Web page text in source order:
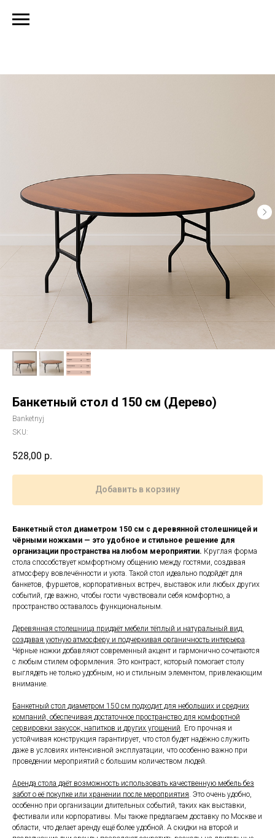
Банкетный стол d 150 см (Дерево)
Banketnyj
SKU:
528,00 р.
Добавить в корзину
Банкетный стол диаметром 150 см с деревянной столешницей и
чёрными ножками — это удобное и стильное решение для
организации пространства на любом мероприятии. Круглая форма
стола способствует комфортному общению между гостями, создавая
атмосферу вовлечённости и уюта. Такой стол идеально подойдёт для
банкетов, фуршетов, корпоративных встреч, выставок или любых других
событий, где важно, чтобы гости чувствовали себя комфортно, а
пространство оставалось функциональным.
Деревянная столешница придаёт мебели тёплый и натуральный вид,
создавая уютную атмосферу и подчеркивая органичность интерьера
Чёрные ножки добавляют современный акцент и гармонично сочетаются
с любым стилем оформления. Это контраст, который помогает столу
выглядеть не только удобным, но и стильным элементом, привлекающим
внимание.
Банкетный стол диаметром 150 см подходит для небольших и средних
компаний, обеспечивая достаточное пространство для комфортной
сервировки закусок, напитков и других угощений . Его прочная и
устойчивая конструкция гарантирует, что стол будет надёжно служить
даже в условиях интенсивной эксплуатации, что особенно важно при
проведении мероприятий с большим количеством людей.
Аренда стола даёт возможность использовать качественную мебель без
забот о её покупке или хранении после мероприятия . Это очень удобно,
особенно при организации длительных событий, таких как выставки,
фестивали или корпоративы. Мы также предлагаем доставку по Москве и
области, что делает аренду ещё более удобной. А скидки на второй и